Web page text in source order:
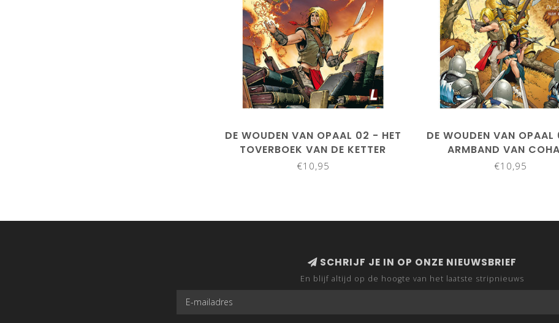
DE WOUDEN VAN OPAAL 02 - HET
TOVERBOEK VAN DE KETTER
€10,95
DE WOUDEN VAN OPAAL
ARMBAND VAN
€10,95
SCHRIJF JE IN OP ONZE NIEUWSBRIEF
En blijf altijd op de hoogte van het laatste stripnieuws